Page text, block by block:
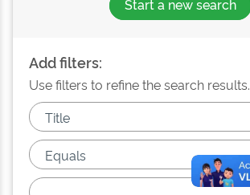
Start a new search
Add filters:
Use filters to refine the search results.